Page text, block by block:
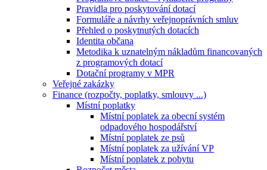
Pravidla pro poskytování dotací
Formuláře a návrhy veřejnoprávních smluv
Přehled o poskytnutých dotacích
Identita občana
Metodika k uznatelným nákladům financovaných
z programových dotací
Dotační programy v MPR
Veřejné zakázky
Finance (rozpočty, poplatky, smlouvy ...)
Místní poplatky
Místní poplatek za obecní systém
odpadového hospodářství
Místní poplatek ze psů
Místní poplatek za užívání VP
Místní poplatek z pobytu